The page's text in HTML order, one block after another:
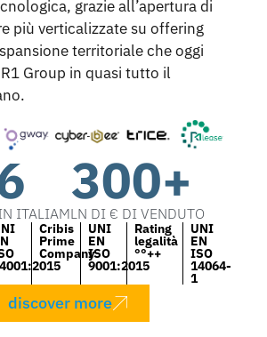
grazie all’apertura di
più verticalizzate su offering
territoriale che oggi
Group in quasi tutto il
ITALIAMLN DI € DI VENDUTO
300+
Cribis
Prime
Company
UNI
EN
ISO
9001:2015
Rating
legalità
°°++
UNI
EN
ISO
14064-
1
discover more